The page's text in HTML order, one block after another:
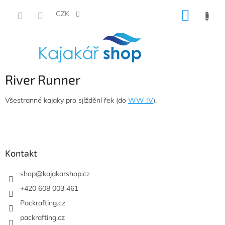
CZK
River Runner
Všestranné kajaky pro sjíždění řek (do WW IV).
Kontakt
shop@kajakarshop.cz
+420 608 003 461
Packrafting.cz
packrafting.cz